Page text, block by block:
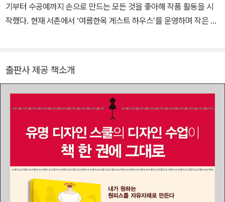
기부터 수공예까지 손으로 만드는 모든 것을 좋아해 작품 활동을 시
작했다. 현재 서촌에서 ‘여름한옥 게스트 하우스’를 운영하며 작은 수
출판사 제공 책소개